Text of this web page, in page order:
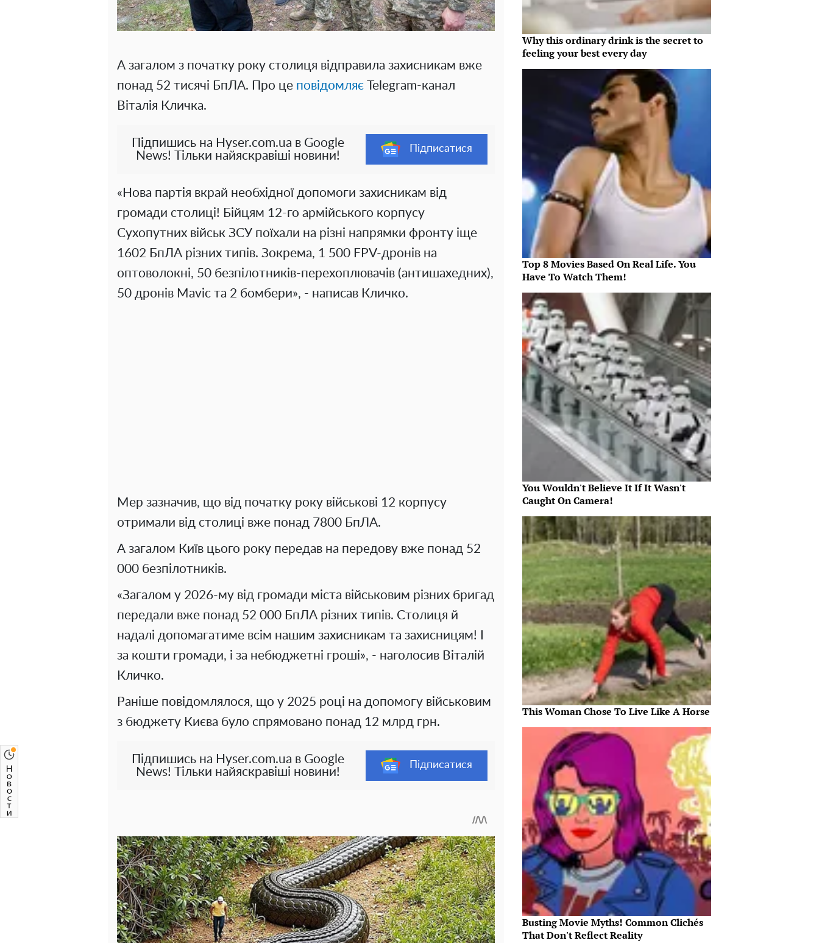
А загалом з початку року столиця відправила захисникам вже
понад 52 тисячі БпЛА. Про це повідомляє Telegram-канал
Віталія Кличка.
Підпишись на Hyser.com.ua в Google
News! Тільки найяскравіші новини!
Підписатися
«Нова партія вкрай необхідної допомоги захисникам від
громади столиці! Бійцям 12-го армійського корпусу
Сухопутних військ ЗСУ поїхали на різні напрямки фронту іще
1602 БпЛА різних типів. Зокрема, 1 500 FPV-дронів на
оптоволокні, 50 безпілотників-перехоплювачів (антишахедних),
50 дронів Mavic та 2 бомбери», - написав Кличко.
Мер зазначив, що від початку року військові 12 корпусу
отримали від столиці вже понад 7800 БпЛА.
А загалом Київ цього року передав на передову вже понад 52
000 безпілотників.
«Загалом у 2026-му від громади міста військовим різних бригад
передали вже понад 52 000 БпЛА різних типів. Столиця й
надалі допомагатиме всім нашим захисникам та захисницям! І
за кошти громади, і за небюджетні гроші», - наголосив Віталій
Кличко.
Раніше повідомлялося, що у 2025 році на допомогу військовим
з бюджету Києва було спрямовано понад 12 млрд грн.
Підпишись на Hyser.com.ua в Google
News! Тільки найяскравіші новини!
Підписатися
Why this ordinary drink is the secret to
feeling your best every day
Top 8 Movies Based On Real Life. You
Have To Watch Them!
You Wouldn't Believe It If It Wasn't
Caught On Camera!
This Woman Chose To Live Like A Horse
Busting Movie Myths! Common Clichés
That Don't Reflect Reality